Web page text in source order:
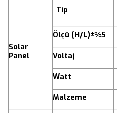
Solar
Panel
Tip
Ölçü (H/L)±%5
Voltaj
Watt
Malzeme